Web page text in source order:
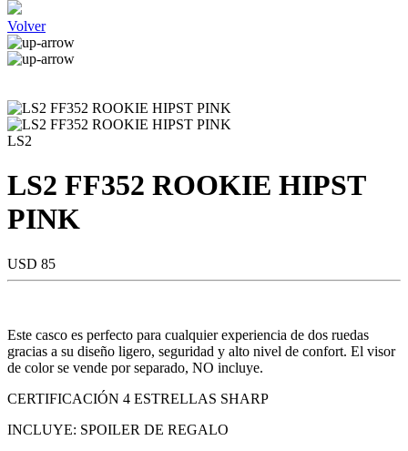
Volver
LS2
LS2 FF352 ROOKIE HIPST
PINK
USD 85
Este casco es perfecto para cualquier experiencia de dos ruedas
gracias a su diseño ligero, seguridad y alto nivel de confort. El visor
de color se vende por separado, NO incluye.
CERTIFICACIÓN 4 ESTRELLAS SHARP
INCLUYE: SPOILER DE REGALO